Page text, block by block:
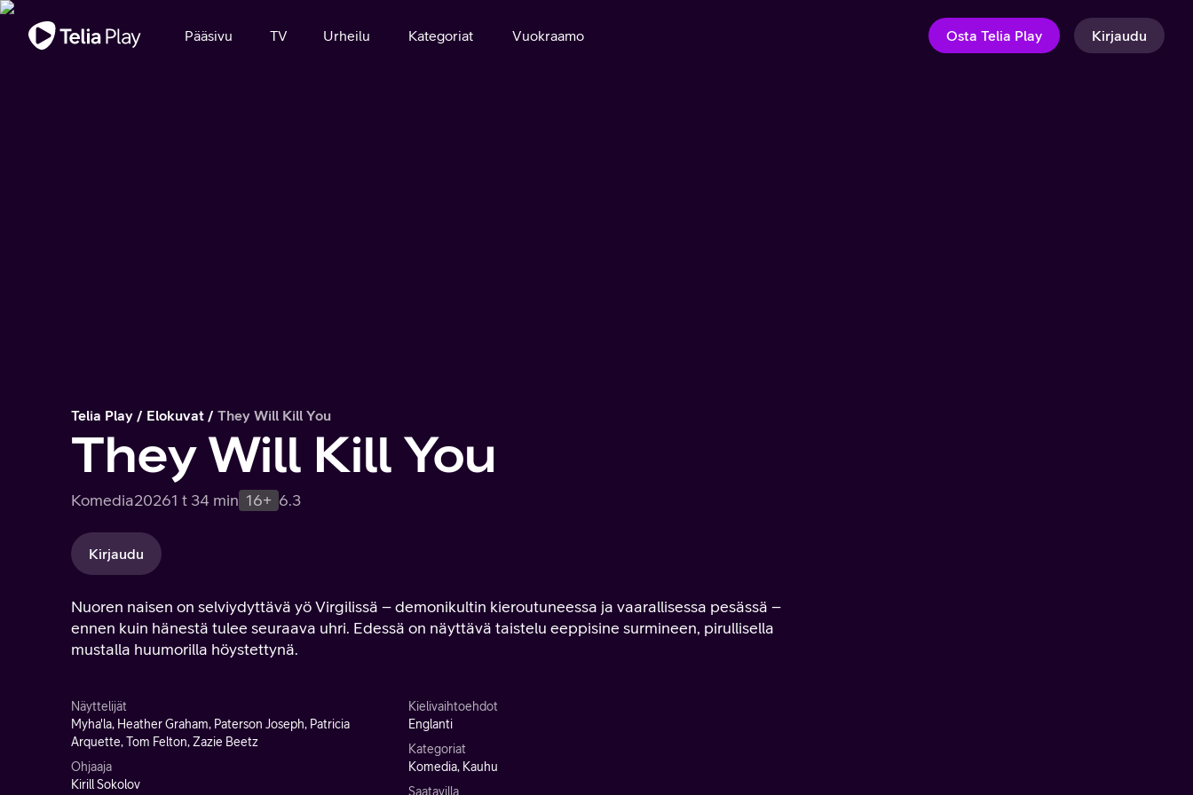
Tärkeä viesti
Pääsivu TV Urheilu Kategoriat Vuokraamo Osta Telia Play Kirjaudu
Telia Play Elokuvat They Will Kill You
They Will Kill You
Komedia20261 t 34 min 16+ 6.3
Kirjaudu
Nuoren naisen on selviydyttävä yö Virgilissä – demonikultin kieroutuneessa ja vaarallisessa pesässä –
ennen kuin hänestä tulee seuraava uhri. Edessä on näyttävä taistelu eeppisine surmineen, pirullisella
mustalla huumorilla höystettynä.
Näyttelijät
Myha'la, Heather Graham, Paterson Joseph, Patricia
Arquette, Tom Felton, Zazie Beetz
Ohjaaja
Kirill Sokolov
Kielivaihtoehdot
Englanti
Kategoriat
Komedia, Kauhu
Saatavilla